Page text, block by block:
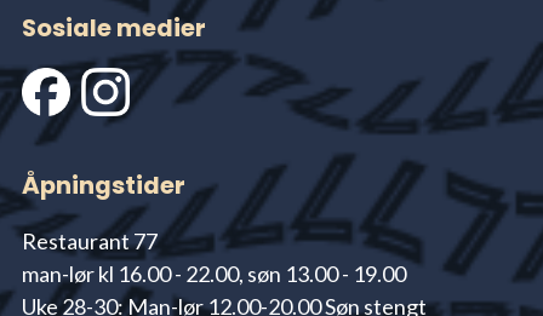
Sosiale medier
Åpningstider
Restaurant 77
man-lør kl 16.00 - 22.00, søn 13.00 - 19.00
Uke 28-30: Man-lør 12.00-20.00 Søn stengt